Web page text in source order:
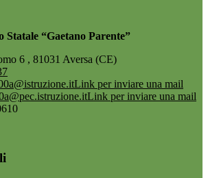
“Gaetano Parente”
6 , 81031 Aversa (CE)
Link per inviare una mail
Link per inviare una mail